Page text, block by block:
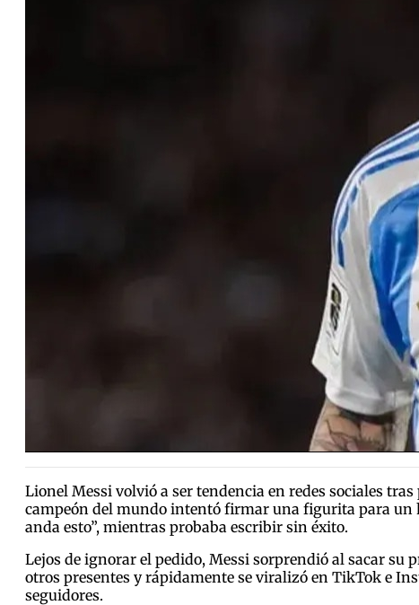
Lionel Messi volvió a ser tendencia en redes sociales
campeón del mundo intentó firmar una figurita para un
anda esto”, mientras probaba escribir sin éxito.
Lejos de ignorar el pedido, Messi sorprendió al sacar
otros presentes y rápidamente se viralizó en TikTok e
seguidores.